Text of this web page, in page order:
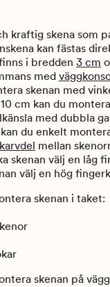
kraftig skena som
kan fästas
i bredden 3 cm
med
skenan med
cm kan du
med dubbla
du enkelt
mellan
skenan välj en låg
välj en hög
skenan i taket:
skenan på